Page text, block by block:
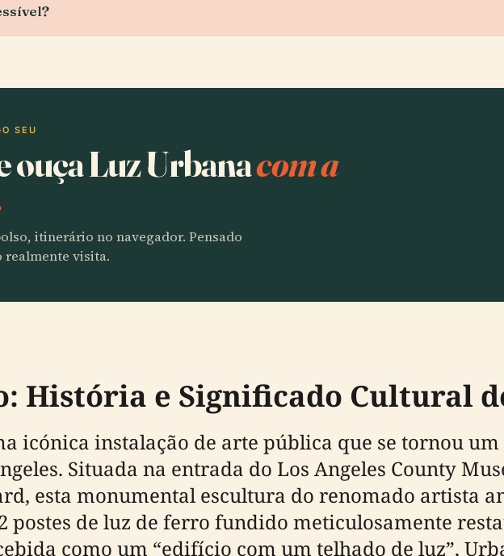
SEU
ouça Luz Urbanacom a
itinerário no navegador. Pensado
realmente visita.
História e Significado Cultural
icónica instalação de arte pública que se tornou
Situada na entrada do Los Angeles County
esta monumental escultura do renomado artista
postes de luz de ferro fundido meticulosamente
como um “edifício com um telhado de luz”,